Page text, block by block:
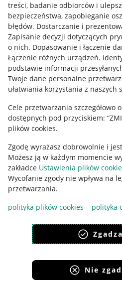
treści, badanie odbiorców i
bezpieczeństwa, zapobieganie
błędów. Dostarczanie i
Zapisanie decyzji dotyczących
o nich. Dopasowanie i łączenie
Łączenie różnych urządzeń.
podstawie informacji
Twoje dane personalne
ułatwiania korzystania z naszych
Cele przetwarzania szczegółowo
dostępnych pod przyciskiem:
plików cookies.
Zgodę wyrażasz dobrowolnie i
Możesz ją w każdym momencie
zakładce Ustawienia plików
Wycofanie zgody nie wpływa na
przetwarzania.
polityka plików cookies
polityka
Nie
Pobierz aplikację
Korzystanie z serwisu oznacza